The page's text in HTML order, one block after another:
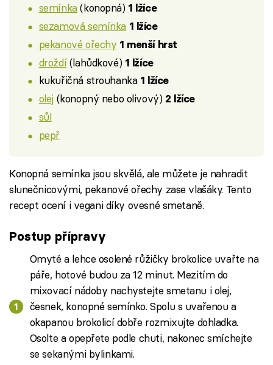
semínka(konopná) 1 lžíce
sezamová semínka 1 lžíce
pekanové ořechy 1 menší hrst
droždí(lahůdkové) 1 lžíce
kukuřičná strouhanka 1 lžíce
olej (konopný nebo olivový) 2 lžíce
sůl
pepř
Konopná semínka jsou skvělá, ale můžete je nahradit
slunečnicovými, pekanové ořechy zase vlašáky. Tento
recept ocení i vegani díky ovesné smetaně.
Postup přípravy
Omyté a lehce osolené růžičky brokolice uvařte na
páře, hotové budou za 12 minut. Mezitím do
mixovací nádoby nachystejte smetanu i olej,
česnek, konopné semínko. Spolu s uvařenou a
okapanou brokolicí dobře rozmixujte dohladka.
Osolte a opepřete podle chuti, nakonec smíchejte
se sekanými bylinkami.